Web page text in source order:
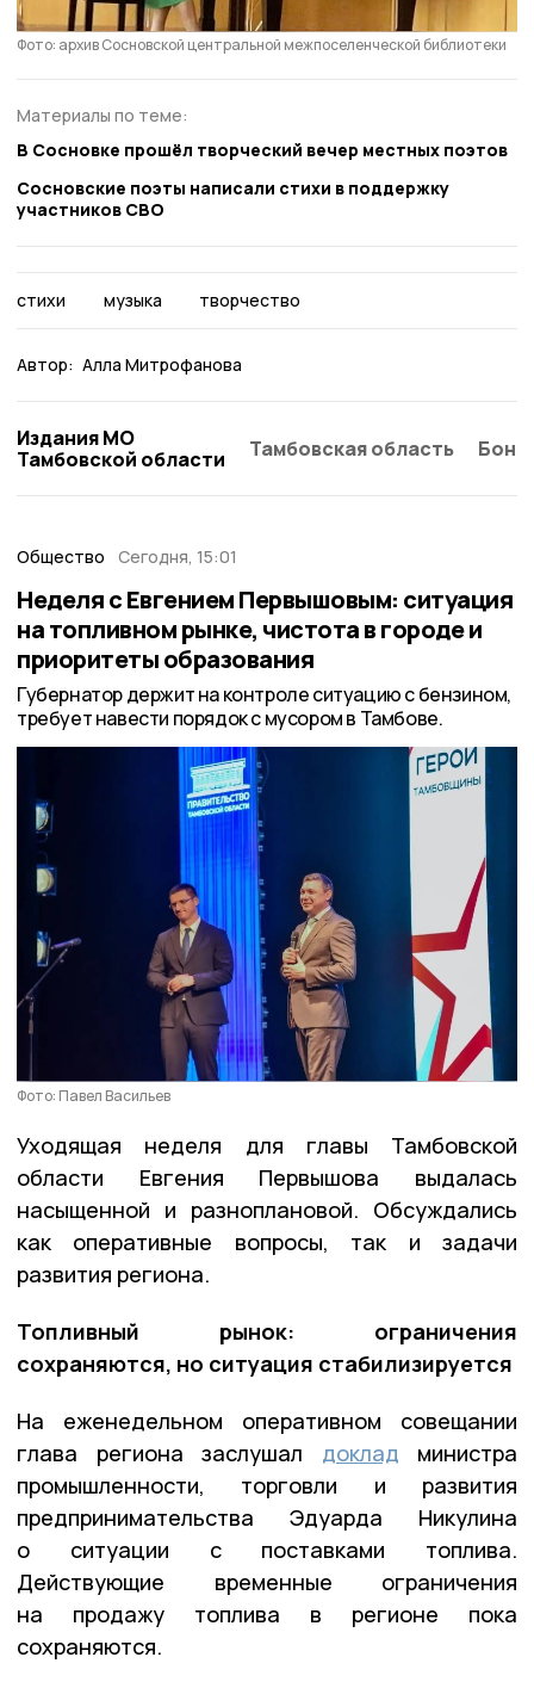
Фото: архив Сосновской центральной межпоселенческой библиотеки
Материалы по теме:
В Сосновке прошёл творческий вечер местных поэтов
Сосновские поэты написали стихи в поддержку
участников СВО
стихи музыка творчество
Автор: Алла Митрофанова
Издания МО
Тамбовской области
Тамбовская область
Общество Сегодня, 15:01
Неделя с Евгением Первышовым: ситуация
на топливном рынке, чистота в городе и
приоритеты образования
Губернатор держит на контроле ситуацию с бензином,
требует навести порядок с мусором в Тамбове.
Фото: Павел Васильев
Уходящая неделя для главы Тамбовской
области Евгения Первышова выдалась
насыщенной и разноплановой. Обсуждались
как оперативные вопросы, так и задачи
развития региона.
Топливный рынок: ограничения
сохраняются, но ситуация стабилизируется
На еженедельном оперативном совещании
глава региона заслушал доклад министра
промышленности, торговли и развития
предпринимательства Эдуарда Никулина
о ситуации с поставками топлива.
Действующие временные ограничения
на продажу топлива в регионе пока
сохраняются.